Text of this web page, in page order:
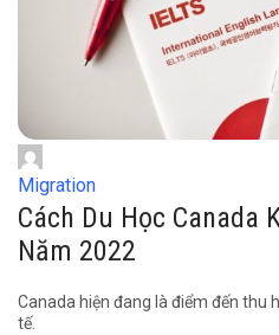
Migration
Cách Du Học Canada
Năm 2022
Canada hiện đang là điểm đến thu
tế.